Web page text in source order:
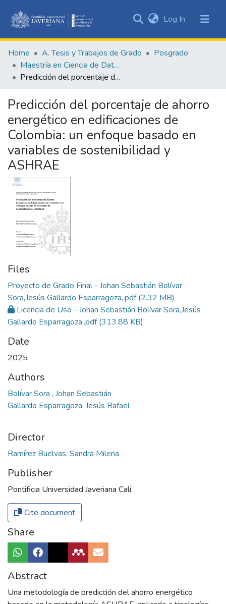
&
Collections
All of DSpace
Statistics
Log In (current)
Home A. Tesis y Trabajos de Grado
Posgrado
Maestría en Ciencia de Datos
Predicción del porcentaje de ahorro energético en edificaciones de Colombia: un enfoque basado en variables de sostenibilidad y ASHRAE
Predicción del porcentaje de ahorro
energético en edificaciones de
Colombia: un enfoque basado en
variables de sostenibilidad y
ASHRAE
Files
Proyecto de Grado Final - Johan Sebastián Bolívar
Sora,Jesús Gallardo Esparragoza,.pdf(2.32 MB)
Licencia de Uso - Johan Sebastián Bolívar Sora,Jesús
Gallardo Esparragoza,.pdf(313.88 KB)
Date
2025
Authors
Bolívar Sora , Johan Sebastián
Gallardo Esparragoza, Jesús Rafael
Director
Ramírez Buelvas, Sandra Milena
Publisher
Pontificia Universidad Javeriana Cali
Cite document
Share
Abstract
Una metodología de predicción del ahorro energético